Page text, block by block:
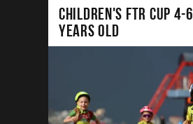
CHILDREN'S FTR CUP 4-6
years old